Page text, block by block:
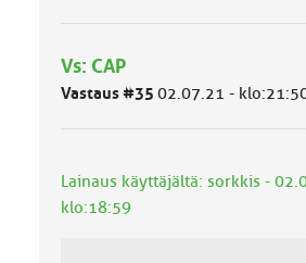
m
ä
k
a
Vs: CAP
Vastaus #35 02.07.21 -
Lainaus käyttäjältä: sorkkis -
klo:18:59